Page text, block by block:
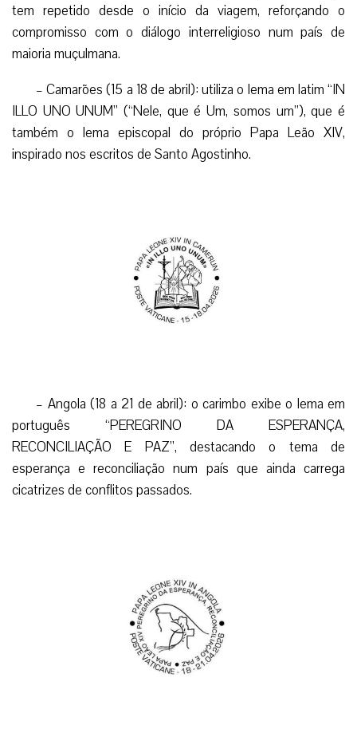
tem repetido desde o início da viagem, reforçando o
compromisso com o diálogo interreligioso num país de
maioria muçulmana.
– Camarões (15 a 18 de abril): utiliza o lema em latim “IN
ILLO UNO UNUM” (“Nele, que é Um, somos um”), que é
também o lema episcopal do próprio Papa Leão XIV,
inspirado nos escritos de Santo Agostinho.
– Angola (18 a 21 de abril): o carimbo exibe o lema em
português “PEREGRINO DA ESPERANÇA,
RECONCILIAÇÃO E PAZ”, destacando o tema de
esperança e reconciliação num país que ainda carrega
cicatrizes de conflitos passados.